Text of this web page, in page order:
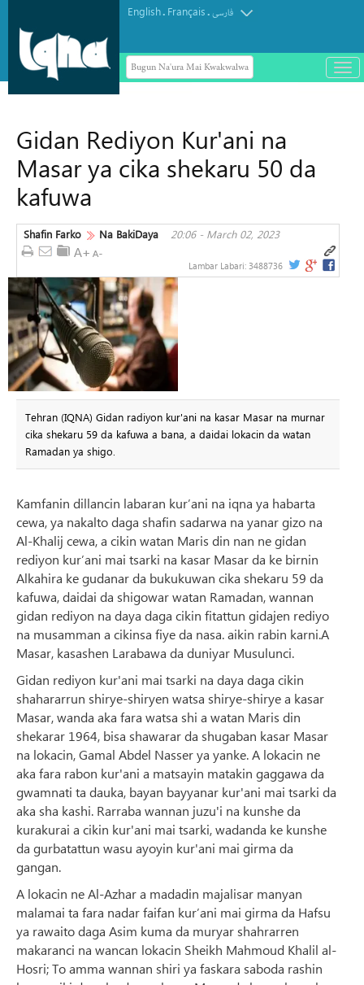
English. Français.فارسی
Bugun Na'ura Mai Kwakwalwa
باز
و
Gidan Rediyon Kur'ani na
Masar ya cika shekaru 50 da
kafuwa
Shafin Farko Na BakiDaya 20:06 - March 02, 2023
Lambar Labari: 3488736
Tehran (IQNA) Gidan radiyon kur'ani na kasar Masar na murnar
cika shekaru 59 da kafuwa a bana, a daidai lokacin da watan
Ramadan ya shigo.
Kamfanin dillancin labaran kur’ani na iqna ya habarta
cewa, ya nakalto daga shafin sadarwa na yanar gizo na
Al-Khalij cewa, a cikin watan Maris din nan ne gidan
rediyon kur’ani mai tsarki na kasar Masar da ke birnin
Alkahira ke gudanar da bukukuwan cika shekaru 59 da
kafuwa, daidai da shigowar watan Ramadan, wannan
gidan rediyon na daya daga cikin fitattun gidajen rediyo
na musamman a cikinsa fiye da nasa. aikin rabin karni.A
Masar, kasashen Larabawa da duniyar Musulunci.
Gidan rediyon kur'ani mai tsarki na daya daga cikin
shahararrun shirye-shiryen watsa shirye-shirye a kasar
Masar, wanda aka fara watsa shi a watan Maris din
shekarar 1964, bisa shawarar da shugaban kasar Masar
na lokacin, Gamal Abdel Nasser ya yanke. A lokacin ne
aka fara rabon kur'ani a matsayin matakin gaggawa da
gwamnati ta dauka, bayan bayyanar kur'ani mai tsarki da
aka sha kashi. Rarraba wannan juzu'i na kunshe da
kurakurai a cikin kur'ani mai tsarki, wadanda ke kunshe
da gurbatattun wasu ayoyin kur'ani mai girma da
gangan.
A lokacin ne Al-Azhar a madadin majalisar manyan
malamai ta fara nadar faifan kur’ani mai girma da Hafsu
ya rawaito daga Asim kuma da muryar shahrarren
makaranci na wancan lokacin Sheikh Mahmoud Khalil al-
Hosri; To amma wannan shiri ya faskara saboda rashin